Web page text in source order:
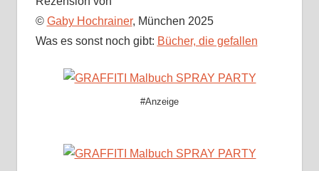
© Gaby Hochrainer, München 2025
Was es sonst noch gibt: Bücher, die gefallen
#Anzeige